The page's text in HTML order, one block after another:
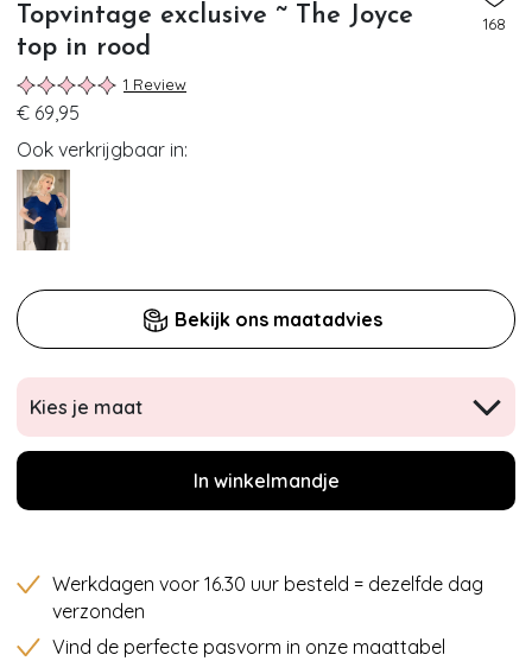
Topvintage exclusive ~ The Joyce
top in rood
168
1 Review
€ 69,95
Ook verkrijgbaar in:
Bekijk ons maatadvies
Kies je maat
In winkelmandje
Werkdagen voor 16.30 uur besteld = dezelfde dag
verzonden
Vind de perfecte pasvorm in onze maattabel